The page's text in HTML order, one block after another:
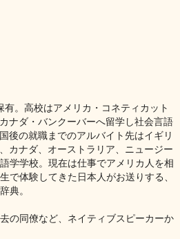
有。高校はアメリカ・コネティカット
ナダ・バンクーバーへ留学し社会言語
後の就職までのアルバイト先はイギリ
カナダ、オーストラリア、ニュージー
学学校。現在は仕事でアメリカ人を相
で体験してきた日本人がお送りする、
典。
の同僚など、ネイティブスピーカーか